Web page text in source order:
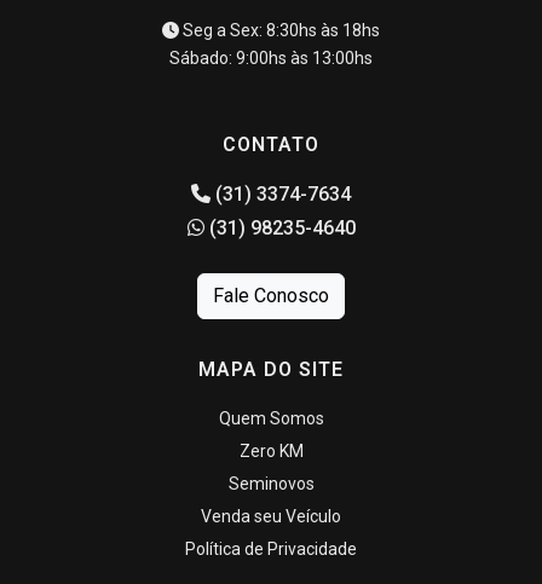
Seg a Sex: 8:30hs às 18hs
Sábado: 9:00hs às 13:00hs
CONTATO
(31) 3374-7634
(31) 98235-4640
Fale Conosco
MAPA DO SITE
Quem Somos
Zero KM
Seminovos
Venda seu Veículo
Política de Privacidade